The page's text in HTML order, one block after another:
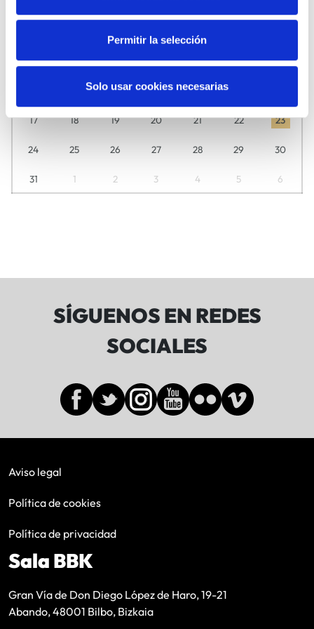
Permitir la selección
Solo usar cookies necesarias
3 4 5 6 7 8 9
12 13 14
17 18 19 20 21 22 23
24 25 26 27 28 29 30
31 1 2 3 4 5 6
SÍGUENOS EN REDES
SOCIALES
Aviso legal
Política de cookies
Política de privacidad
Sala BBK
Gran Vía de Don Diego López de Haro, 19-21
Abando, 48001 Bilbo, Bizkaia